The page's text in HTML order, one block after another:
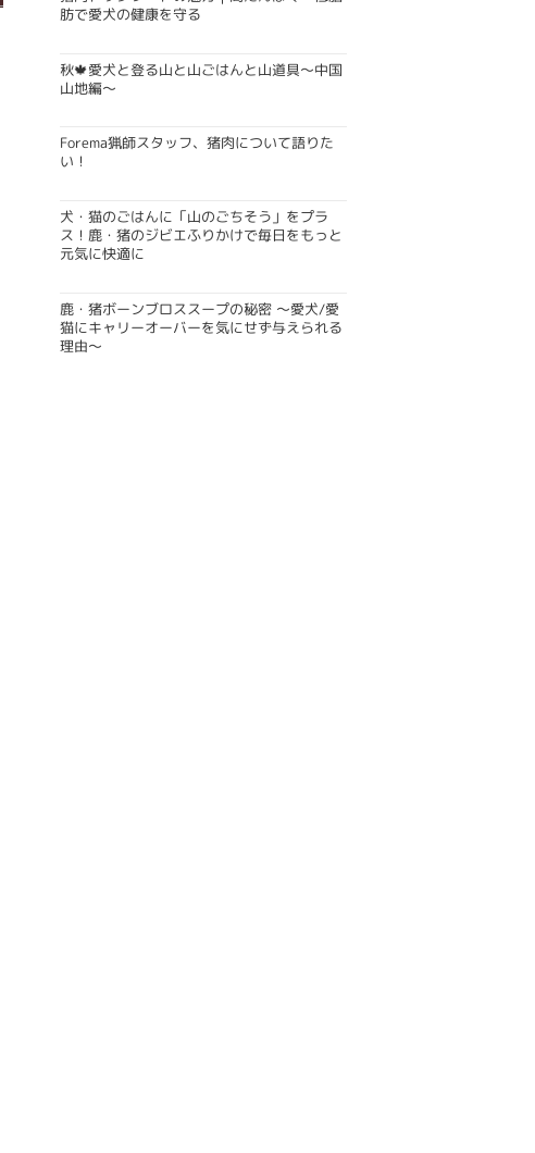
肪で愛犬の健康を守る
秋🍁愛犬と登る山と山ごはんと山道具〜中国
山地編〜
Forema猟師スタッフ、猪肉について語りた
い！
犬・猫のごはんに「山のごちそう」をプラ
ス！鹿・猪のジビエふりかけで毎日をもっと
元気に快適に
鹿・猪ボーンブロススープの秘密 〜愛犬/愛
猫にキャリーオーバーを気にせず与えられる
理由〜